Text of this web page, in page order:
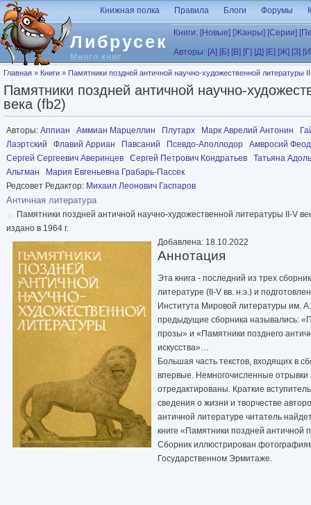
Перейти к основному содержанию
Либрусек
Много книг
Книжная полка Правила Блоги Форумы
Книги: [Новые] [Жанры] [Серии]
Авторы: [А] [Б] [В] [Г] [Д] [Е] [Ж] [З]
Вы здесь
Главная » Книги » Памятники поздней античной научно-художественной литературы
Памятники поздней античной научно-
века (fb2)
Авторы: Аппиан Аммиан Марцеллин Плутарх Марк Аврелий Антонин
Лаэртский
Флавий Арриан Павсаний Псевдо-Аполлодор
Амвросий
Сергей Сергеевич Аверинцев
Сергей Петрович Кондратьев
Татьяна
Альтман
Мария Евгеньевна Грабарь-Пассек
Редсовет Редактор: Михаил Леонович Гаспаров
Античная литература
Памятники поздней античной научно-художественной литературы II-V
издано в 1964 г.
Добавлена: 18.10.2022
Аннотация
Эта книга - последний из трех
литературе (II-V вв. н.э.) и
Института Мировой литературы им.
предыдущие сборника назывались:
прозы» и «Памятники позднего
искусства»…
Большая часть текстов, входящих в
впервые. Немногочисленные отрывки
отредактированы. Краткие
сведения о жизни и творчестве
античной литературе читатель
книге «Памятники поздней античной
Сборник иллюстрирован
Государственном Эрмитаже.